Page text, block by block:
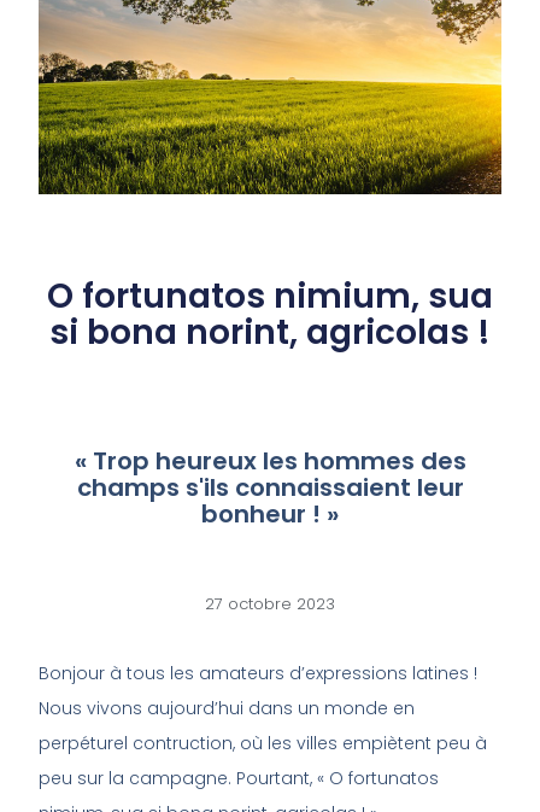
O fortunatos nimium, sua
si bona norint, agricolas !
« Trop heureux les hommes des
champs s'ils connaissaient leur
bonheur ! »
27 octobre 2023
Bonjour à tous les amateurs d’expressions latines !
Nous vivons aujourd’hui dans un monde en
perpéturel contruction, où les villes empiètent peu à
peu sur la campagne. Pourtant, « O fortunatos